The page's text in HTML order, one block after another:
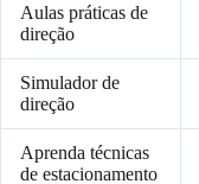
Aulas práticas de
direção
Simulador de
direção
Aprenda técnicas
de estacionamento